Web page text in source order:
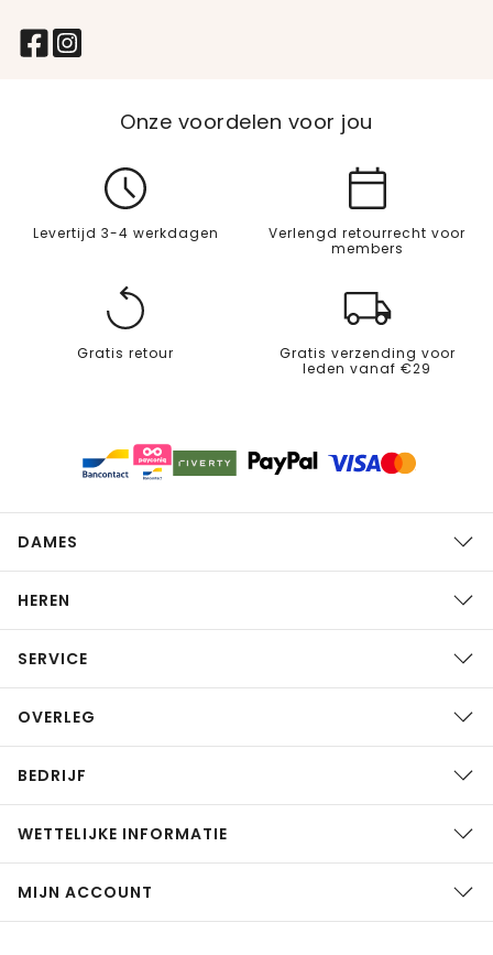
Onze voordelen voor jou
Levertijd 3-4 werkdagen
Verlengd retourrecht voor
members
Gratis retour
Gratis verzending voor
leden vanaf €29
DAMES
HEREN
SERVICE
OVERLEG
BEDRIJF
WETTELIJKE INFORMATIE
MIJN ACCOUNT